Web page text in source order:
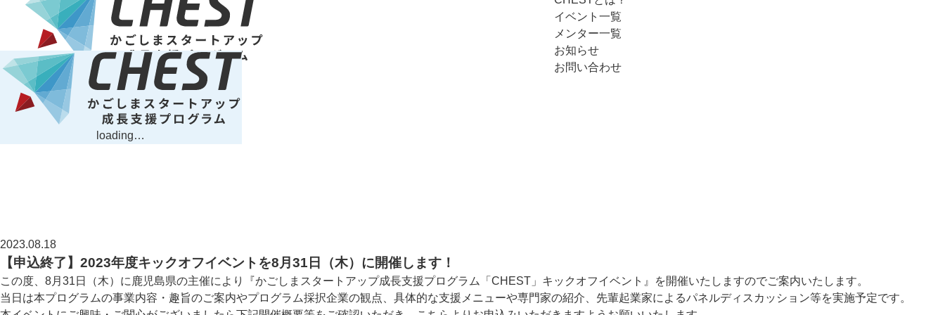
loading…
イベント一覧
メンター一覧
お知らせ
お問い合わせ
2023.08.18
【申込終了】2023年度キックオフイベントを8月31日（木）に開催します！
この度、8月31日（木）に鹿児島県の主催により『かごしまスタートアップ成長支援プログラム「CHEST」キックオフイベント』を開催いたしますのでご案内いたします。
当日は本プログラムの事業内容・趣旨のご案内やプログラム採択企業の観点、具体的な支援メニューや専門家の紹介、先輩起業家によるパネルディスカッション等を実施予定です。